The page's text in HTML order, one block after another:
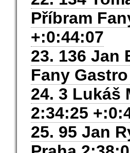
Příbram
+:0:44:07
23. 136 Jan
Fany
24. 3 Lukáš
2:34:25
25. 95 Jan